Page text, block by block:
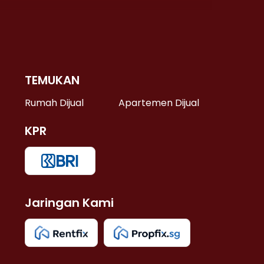
TEMUKAN
Rumah Dijual Apartemen Dijual
KPR
Jaringan Kami